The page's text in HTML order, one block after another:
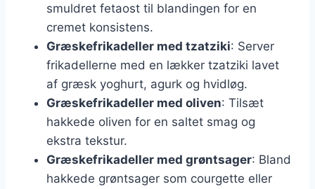
smuldret fetaost til blandingen for en
cremet konsistens.
Græskefrikadeller med tzatziki: Server
frikadellerne med en lækker tzatziki lavet
af græsk yoghurt, agurk og hvidløg.
Græskefrikadeller med oliven: Tilsæt
hakkede oliven for en saltet smag og
ekstra tekstur.
Græskefrikadeller med grøntsager: Bland
hakkede grøntsager som courgette eller